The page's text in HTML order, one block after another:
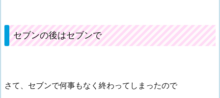
セブンの後はセブンで
さて、セブンで何事もなく終わってしまったので